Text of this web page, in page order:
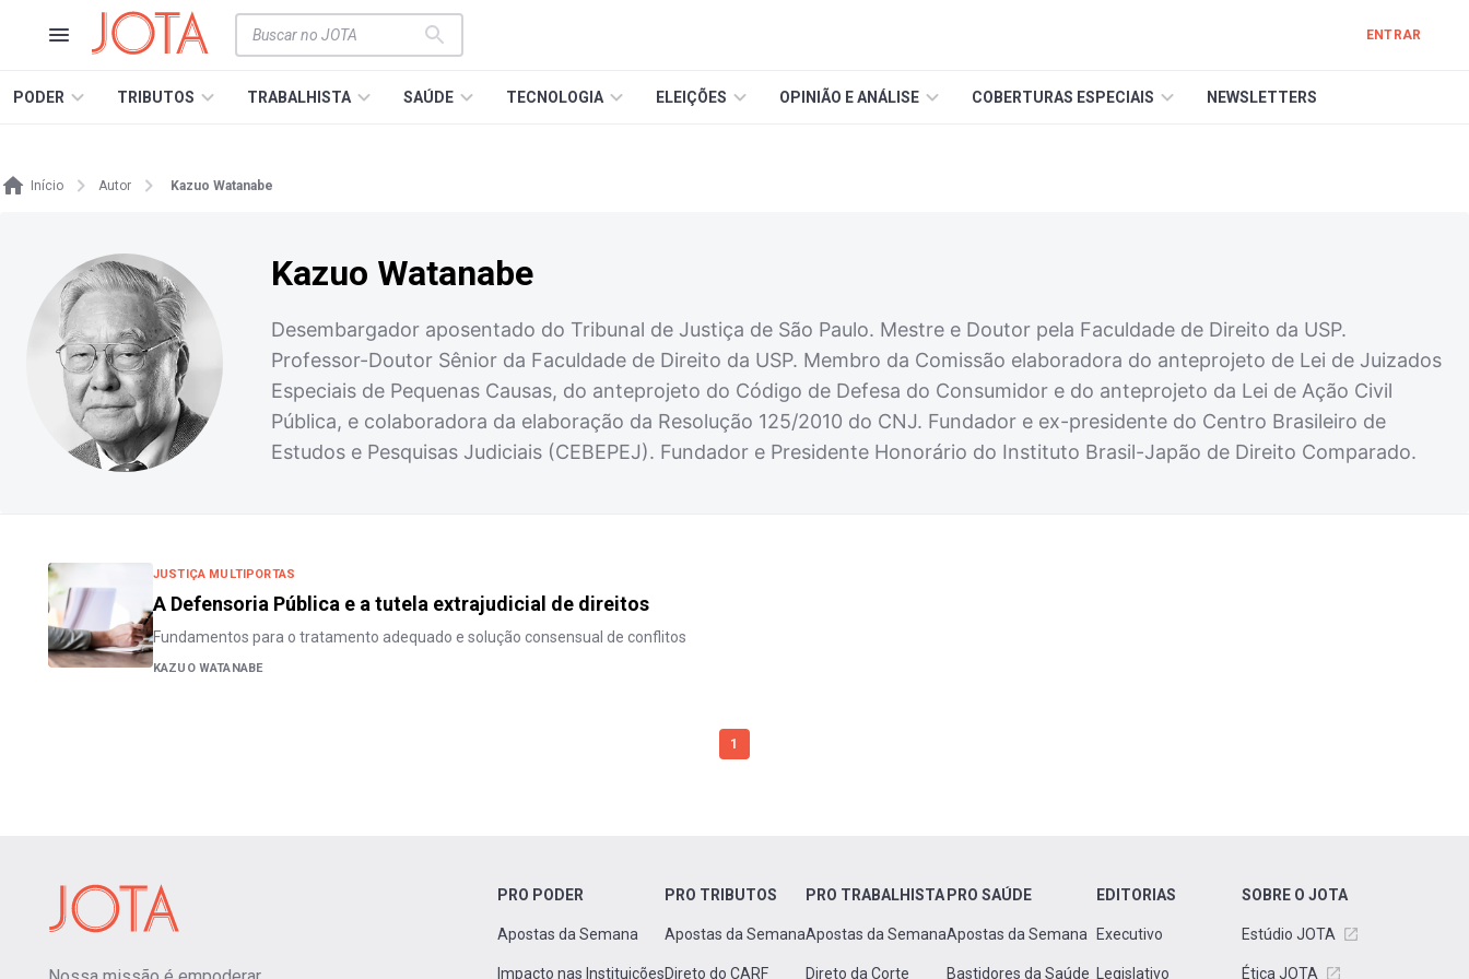
ENTRAR
PODER TRIBUTOS TRABALHISTA SAÚDE TECNOLOGIA ELEIÇÕES OPINIÃO E ANÁLISE COBERTURAS ESPECIAIS NEWSLETTERS
Início Autor Kazuo Watanabe
Kazuo Watanabe
Desembargador aposentado do Tribunal de Justiça de São Paulo. Mestre e Doutor pela Faculdade de Direito da USP.
Professor-Doutor Sênior da Faculdade de Direito da USP. Membro da Comissão elaboradora do anteprojeto de Lei de Juizados
Especiais de Pequenas Causas, do anteprojeto do Código de Defesa do Consumidor e do anteprojeto da Lei de Ação Civil
Pública, e colaboradora da elaboração da Resolução 125/2010 do CNJ. Fundador e ex-presidente do Centro Brasileiro de
Estudos e Pesquisas Judiciais (CEBEPEJ). Fundador e Presidente Honorário do Instituto Brasil-Japão de Direito Comparado.
JUSTIÇA MULTIPORTAS
A Defensoria Pública e a tutela extrajudicial de direitos
Fundamentos para o tratamento adequado e solução consensual de conflitos
KAZUO WATANABE
1
PRO PODER
Apostas da Semana
Impacto nas Instituições
PRO TRIBUTOS
Apostas da Semana
Direto do CARF
PRO TRABALHISTA
Apostas da Semana
Direto da Corte
PRO SAÚDE
Apostas da Semana
Bastidores da Saúde
EDITORIAS
Executivo
Legislativo
SOBRE O JOTA
Estúdio JOTA
Ética JOTA